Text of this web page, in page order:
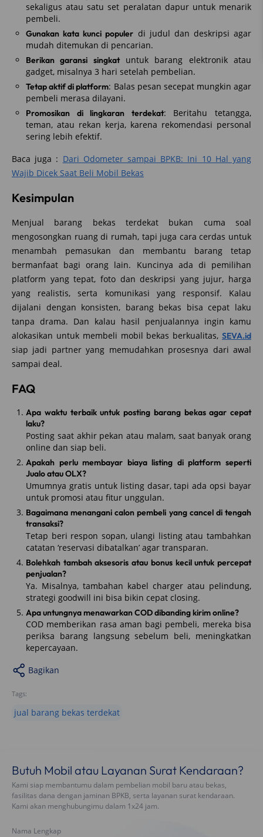
sekaligus atau satu set peralatan dapur untuk menarik
pembeli.
Gunakan kata kunci populer di judul dan deskripsi agar
mudah ditemukan di pencarian.
Berikan garansi singkatuntuk barang elektronik atau
gadget, misalnya 3 hari setelah pembelian.
Tetap aktif di platform: Balas pesan secepat mungkin agar
pembeli merasa dilayani.
Promosikan di lingkaran terdekat: Beritahu tetangga,
teman, atau rekan kerja, karena rekomendasi personal
sering lebih efektif.
Baca juga : Dari Odometer sampai BPKB: Ini 10 Hal yang
Wajib Dicek Saat Beli Mobil Bekas
Kesimpulan
Menjual barang bekas terdekat bukan cuma soal
mengosongkan ruang di rumah, tapi juga cara cerdas untuk
menambah pemasukan dan membantu barang tetap
bermanfaat bagi orang lain. Kuncinya ada di pemilihan
platform yang tepat, foto dan deskripsi yang jujur, harga
yang realistis, serta komunikasi yang responsif. Kalau
dijalani dengan konsisten, barang bekas bisa cepat laku
tanpa drama. Dan kalau hasil penjualannya ingin kamu
alokasikan untuk membeli mobil bekas berkualitas, SEVA.id
siap jadi partner yang memudahkan prosesnya dari awal
sampai deal.
FAQ
Apa waktu terbaik untuk posting barang bekas agar cepat
laku?
Posting saat akhir pekan atau malam, saat banyak orang
online dan siap beli.
Apakah perlu membayar biaya listing di platform seperti
Jualo atau OLX?
Umumnya gratis untuk listing dasar, tapi ada opsi bayar
untuk promosi atau fitur unggulan.
Bagaimana menangani calon pembeli yang cancel di tengah
transaksi?
Tetap beri respon sopan, ulangi listing atau tambahkan
catatan ‘reservasi dibatalkan’ agar transparan.
Bolehkah tambah aksesoris atau bonus kecil untuk percepat
penjualan?
Ya. Misalnya, tambahan kabel charger atau pelindung,
strategi goodwill ini bisa bikin cepat closing.
Apa untungnya menawarkan COD dibanding kirim online?
COD memberikan rasa aman bagi pembeli, mereka bisa
periksa barang langsung sebelum beli, meningkatkan
kepercayaan.
Bagikan
Tags:
jual barang bekas terdekat
Butuh Mobil atau Layanan Surat Kendaraan?
Kami siap membantumu dalam pembelian mobil baru atau bekas,
fasilitas dana dengan jaminan BPKB, serta layanan surat kendaraan.
Kami akan menghubungimu dalam 1x24 jam.
Nama Lengkap